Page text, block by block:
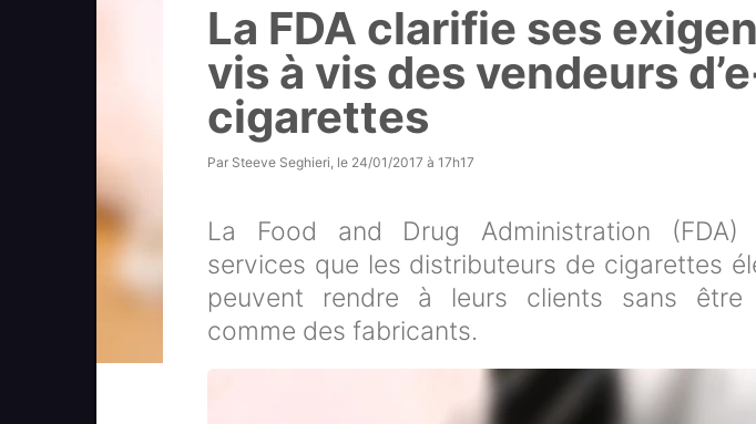
La FDA clarifie ses
vis à vis des vendeurs
cigarettes
Par Steeve Seghieri, le 24/01/2017 à 17h17
La Food and Drug Administration (FDA)
services que les distributeurs de cigarettes
peuvent rendre à leurs clients sans être
comme des fabricants.